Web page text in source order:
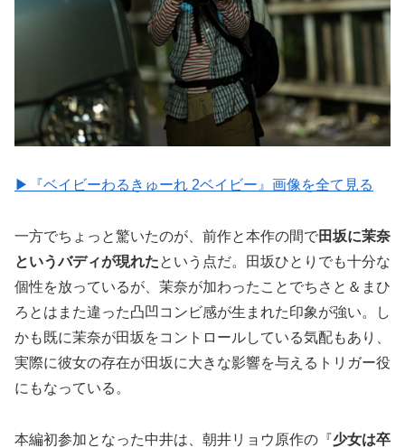
▶︎『ベイビーわるきゅーれ 2ベイビー』画像を全て見る
一方でちょっと驚いたのが、前作と本作の間で田坂に茉奈
というバディが現れたという点だ。田坂ひとりでも十分な
個性を放っているが、茉奈が加わったことでちさと＆まひ
ろとはまた違った凸凹コンビ感が生まれた印象が強い。し
かも既に茉奈が田坂をコントロールしている気配もあり、
実際に彼女の存在が田坂に大きな影響を与えるトリガー役
にもなっている。
本編初参加となった中井は、朝井リョウ原作の『少女は卒